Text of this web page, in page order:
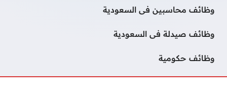
وظائف محاسبين فى السعودية
وظائف صيدلة فى السعودية
وظائف حكومية